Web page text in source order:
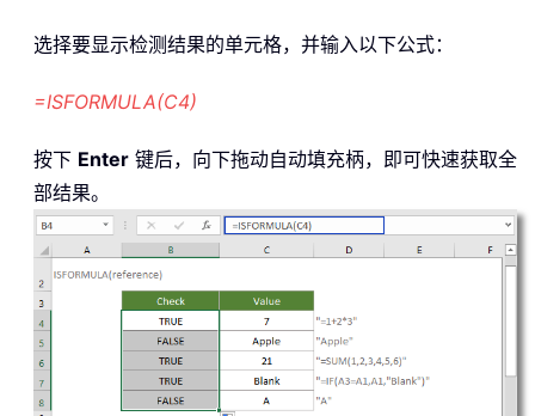
选择要显示检测结果的单元格，并输入以下公式：
=ISFORMULA(C4)
按下 Enter 键后，向下拖动自动填充柄，即可快速获取全
部结果。